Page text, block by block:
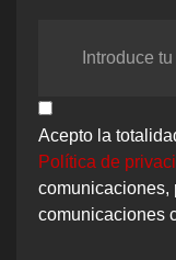
Acepto la
Política de
comunicaciones,
comunicaciones